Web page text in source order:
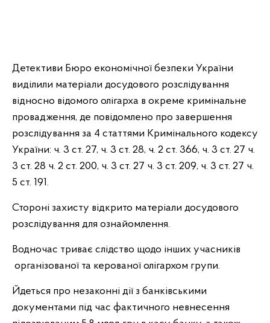
Детективи Бюро економічної безпеки України
виділили матеріали досудового розслідування
відносно відомого олігарха в окреме кримінальне
провадження, де повідомлено про завершення
розслідування за 4 статтями Кримінального кодексу
України: ч. 3 ст. 27, ч. 3 ст. 28, ч. 2 ст. 366, ч. 3 ст. 27 ч.
3 ст. 28 ч. 2 ст. 200, ч. 3 ст. 27 ч. 3 ст. 209, ч. 3 ст. 27 ч.
5 ст. 191.
Стороні захисту відкрито матеріали досудового
розслідування для ознайомлення.
Водночас триває слідство щодо інших учасників
організованої та керованої олігархом групи.
Йдеться про незаконні дії з банківськими
документами під час фактичного невнесення